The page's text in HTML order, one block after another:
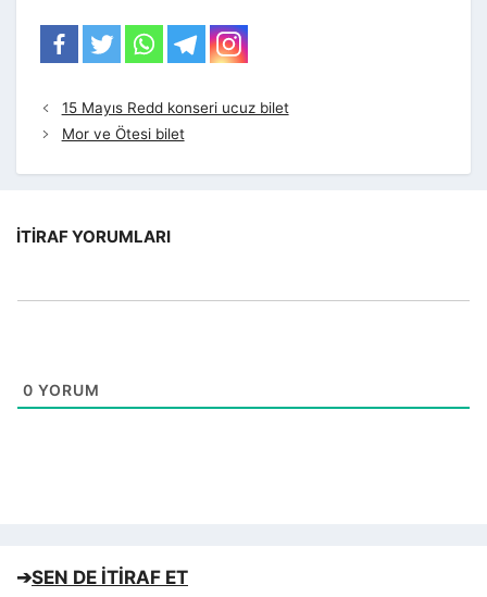
15 Mayıs Redd konseri ucuz bilet
Mor ve Ötesi bilet
İTIRAF YORUMLARI
0 YORUM
➔SEN DE İTİRAF ET